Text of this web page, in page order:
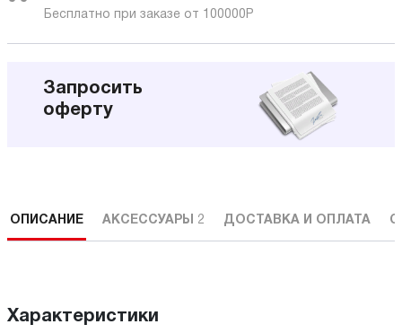
Бесплатно при заказе от 100000 Р
Запросить
оферту
ОПИСАНИЕ АКСЕССУАРЫ 2 ДОСТАВКА И ОПЛАТА
Характеристики